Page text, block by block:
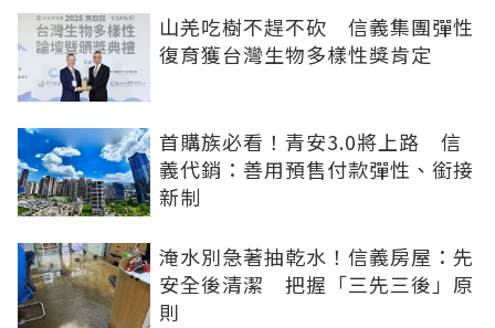
山羌吃樹不趕不砍 信義集團彈性
復育獲台灣生物多樣性獎肯定
首購族必看！青安3.0將上路 信
義代銷：善用預售付款彈性、銜接
新制
淹水別急著抽乾水！信義房屋：先
安全後清潔 把握「三先三後」原
則